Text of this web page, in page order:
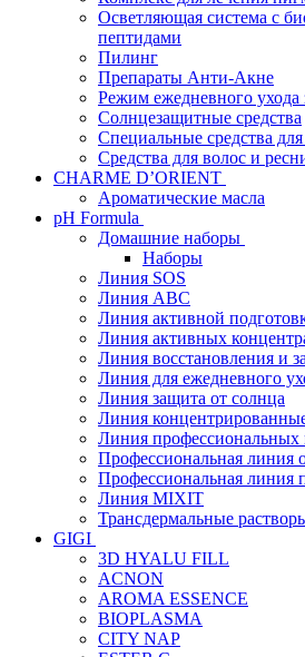
Осветляющая система с
пептидами
Пилинг
Препараты Анти-Акне
Режим ежедневного ухода
Солнцезащитные средства
Специальные средства
Средства для волос и
CHARME D’ORIENT
Ароматические масла
pH Formula
Домашние наборы
Наборы
Линия SOS
Линия АВС
Линия активной
Линия активных
Линия восстановления и
Линия для ежедневного
Линия защита от солнца
Линия
Линия профессиональных
Профессиональная линия
Профессиональная линия
Линия MIXIT
Трансдермальные
GIGI
3D HYALU FILL
ACNON
AROMA ESSENCE
BIOPLASMA
CITY NAP